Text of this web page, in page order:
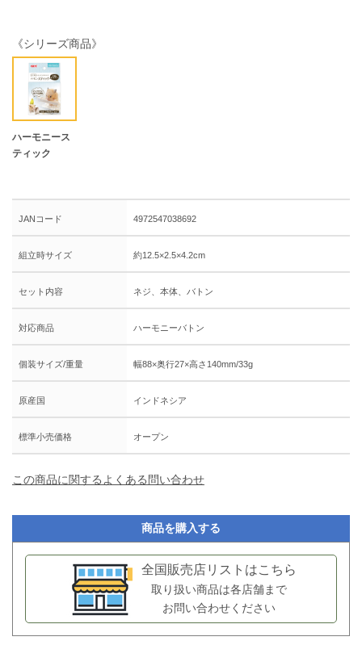
《シリーズ商品》
ハーモニース
ティック
JANコード 4972547038692
組立時サイズ 約12.5×2.5×4.2cm
セット内容 ネジ、本体、バトン
対応商品 ハーモニーバトン
個装サイズ/重量 幅88×奥行27×高さ140mm/33g
原産国 インドネシア
標準小売価格 オープン
この商品に関するよくある問い合わせ
商品を購入する
全国販売店リストはこちら
取り扱い商品は各店舗まで
お問い合わせください